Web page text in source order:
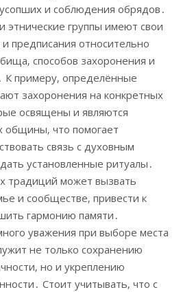
и соблюдения обрядов․
этнические группы имеют свои
предписания относительно
способов захоронения и
К примеру‚ определённые
захоронения на конкретных
освящены и являются
что помогает
связь с духовным
установленные ритуалы․
традиций может вызвать
и сообществе‚ привести к
гармонию памяти․
уважения при выборе места
не только сохранению
но и укреплению
Стоит учитывать‚ что с